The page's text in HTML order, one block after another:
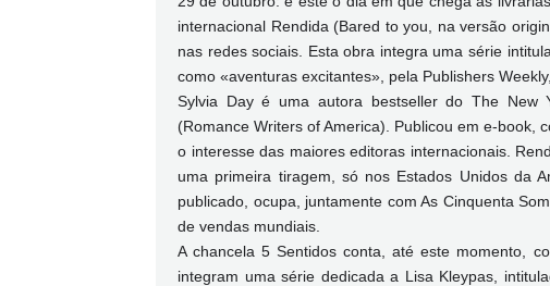
internacional Rendida (Bared to you, na versão
nas redes sociais. Esta obra integra uma série
como «aventuras excitantes», pela Publishers
Sylvia Day é uma autora bestseller do The New
(Romance Writers of America). Publicou em e-book,
o interesse das maiores editoras internacionais.
uma primeira tiragem, só nos Estados Unidos da
publicado, ocupa, juntamente com As Cinquenta
de vendas mundiais.
A chancela 5 Sentidos conta, até este momento,
integram uma série dedicada a Lisa Kleypas,